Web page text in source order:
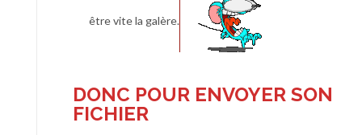
être vite la galère.
DONC POUR ENVOYER SON
FICHIER